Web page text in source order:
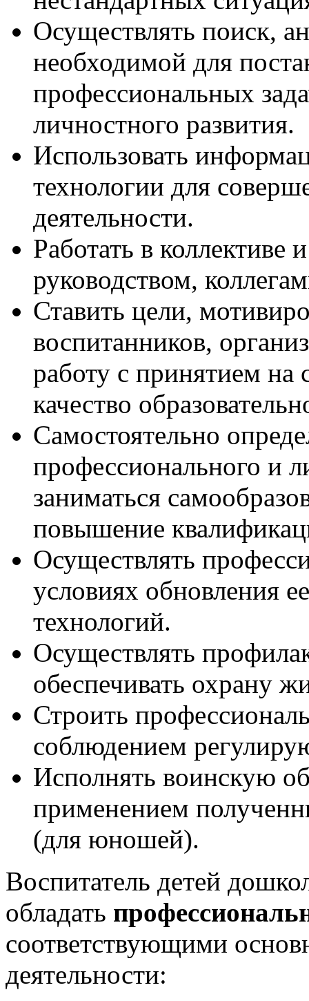
Осуществлять поиск,
необходимой для
профессиональных
личностного развития.
Использовать
технологии для
деятельности.
Работать в коллективе
руководством,
Ставить цели,
воспитанников,
работу с принятием на
качество
Самостоятельно
профессионального и
заниматься
повышение
Осуществлять
условиях обновления
технологий.
Осуществлять
обеспечивать охрану
Строить
соблюдением
Исполнять воинскую
применением
(для юношей).
Воспитатель детей
обладать
соответствующими
деятельности: